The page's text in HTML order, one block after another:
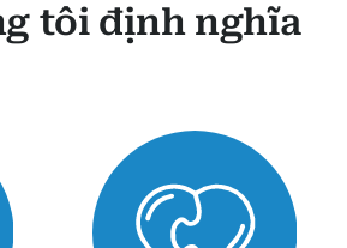
tôi định nghĩa